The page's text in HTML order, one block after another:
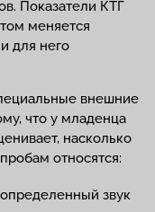
Показатели КТГ
меняется
для него
внешние
что у младенца
насколько
относятся:
звук